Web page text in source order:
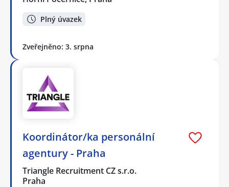
Plný úvazek
Zveřejněno: 3. srpna
Koordinátor/ka personální
agentury - Praha
Triangle Recruitment CZ s.r.o.
Praha